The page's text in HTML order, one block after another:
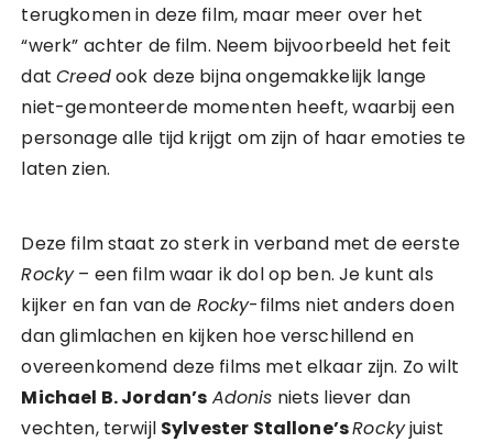
terugkomen in deze film, maar meer over het
“werk” achter de film. Neem bijvoorbeeld het feit
datCreedook deze bijna ongemakkelijk lange
niet-gemonteerde momenten heeft, waarbij een
personage alle tijd krijgt om zijn of haar emoties te
laten zien.
Deze film staat zo sterk in verband met de eerste
Rocky– een film waar ik dol op ben. Je kunt als
kijker en fan van de Rocky-films niet anders doen
dan glimlachen en kijken hoe verschillend en
overeenkomend deze films met elkaar zijn. Zo wilt
Michael B. Jordan’s Adonis niets liever dan
vechten, terwijl Sylvester Stallone’sRockyjuist